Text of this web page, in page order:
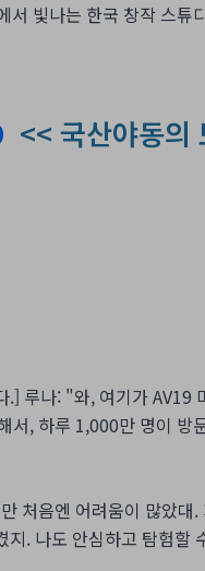
빛나는 한국 창작 스튜
<< 국산야동의
루나: "와, 여기가
, 하루 1,000만 명이
처음엔 어려움이 많았
지. 나도 안심하고 탐험할